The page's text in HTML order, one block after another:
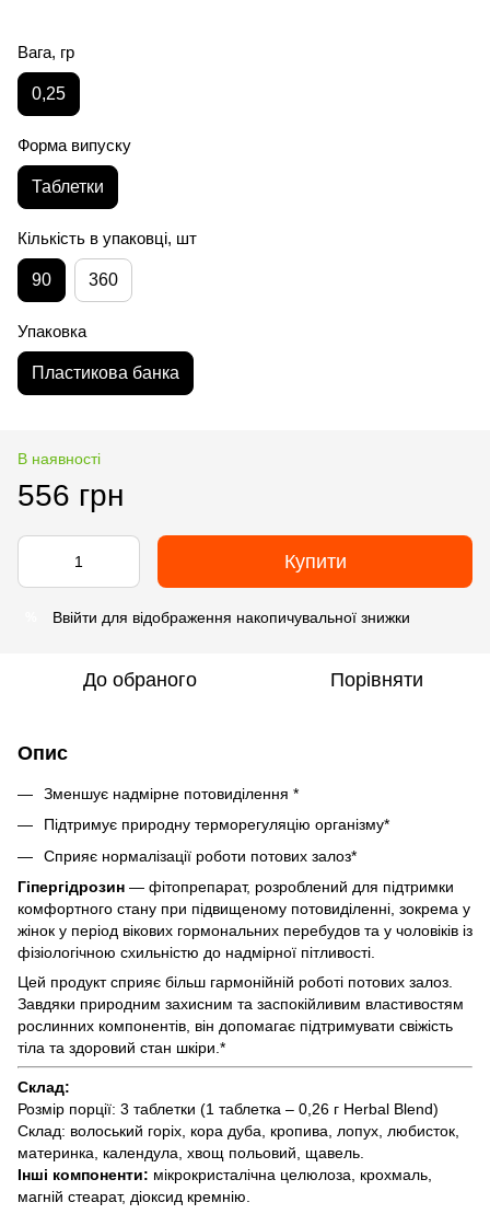
Вага, гр
0,25
Форма випуску
Таблетки
Кількість в упаковці, шт
90 360
Упаковка
Пластикова банка
В наявності
556 грн
Купити
Ввійти для відображення накопичувальної знижки
До обраного Порівняти
Опис
Зменшує надмірне потовиділення *
Підтримує природну терморегуляцію організму*
Сприяє нормалізації роботи потових залоз*
Гіпергідрозин — фітопрепарат, розроблений для підтримки
комфортного стану при підвищеному потовиділенні, зокрема у
жінок у період вікових гормональних перебудов та у чоловіків із
фізіологічною схильністю до надмірної пітливості.
Цей продукт сприяє більш гармонійній роботі потових залоз.
Завдяки природним захисним та заспокійливим властивостям
рослинних компонентів, він допомагає підтримувати свіжість
тіла та здоровий стан шкіри.*
Склад:
Розмір порції: 3 таблетки (1 таблетка – 0,26 г Herbal Blend)
Склад: волоський горіх, кора дуба, кропива, лопух, любисток,
материнка, календула, хвощ польовий, щавель.
Інші компоненти: мікрокристалічна целюлоза, крохмаль,
магній стеарат, діоксид кремнію.